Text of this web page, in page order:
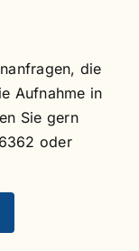
die
Aufnahme in
Sie gern
oder